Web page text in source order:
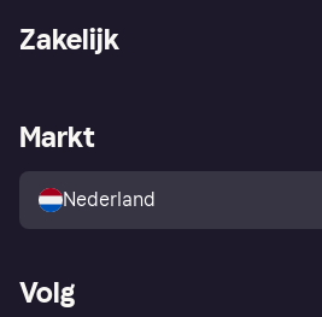
Winkeloverzicht
Kopersbescherming voor
consumenten
Zakelijk
Zakelijke login
Markt
Nederland
Volg